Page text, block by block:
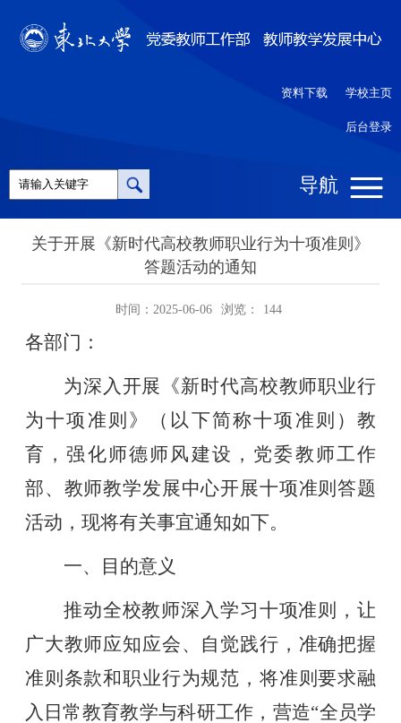
学校主页
后台登录
资料下载
导航
关于开展《新时代高校教师职业行为十项准则》
答题活动的通知
时间：2025-06-06 浏览： 144
各部门：
为深入开展《新时代高校教师职业行
为十项准则》（以下简称十项准则 ）教
育，强化师德师风建设，党委教师工作
部、教师教学发展中心开展十项准则答题
活动，现将有关事宜通知如下。
一、目的意义
推动全校教师深入学习十项准则，让
广大教师应知应会、自觉践行，准确把握
准则条款和职业行为规范，将准则要求融
入日常教育教学与科研工作，营造“全员学